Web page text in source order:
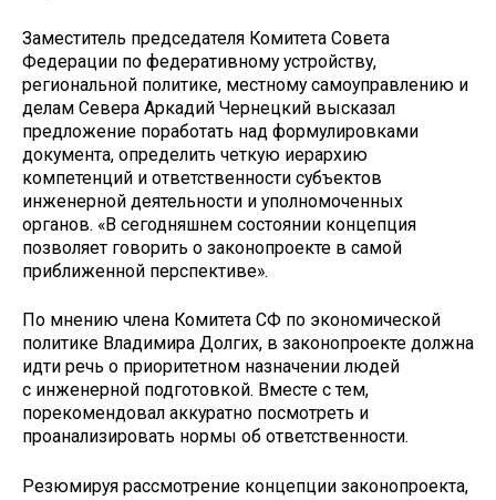
Заместитель председателя Комитета Совета
Федерации по федеративному устройству,
региональной политике, местному самоуправлению и
делам Севера Аркадий Чернецкий высказал
предложение поработать над формулировками
документа, определить четкую иерархию
компетенций и ответственности субъектов
инженерной деятельности и уполномоченных
органов. «В сегодняшнем состоянии концепция
позволяет говорить о законопроекте в самой
приближенной перспективе».
По мнению члена Комитета СФ по экономической
политике Владимира Долгих, в законопроекте должна
идти речь о приоритетном назначении людей
с инженерной подготовкой. Вместе с тем,
порекомендовал аккуратно посмотреть и
проанализировать нормы об ответственности.
Резюмируя рассмотрение концепции законопроекта,